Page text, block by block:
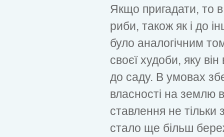
Якщо пригадати, то в
риби, також як і до
було аналогічним
своєї худоби, яку
до саду. В умовах
власності на землю
ставлення не тільки
стало ще більш